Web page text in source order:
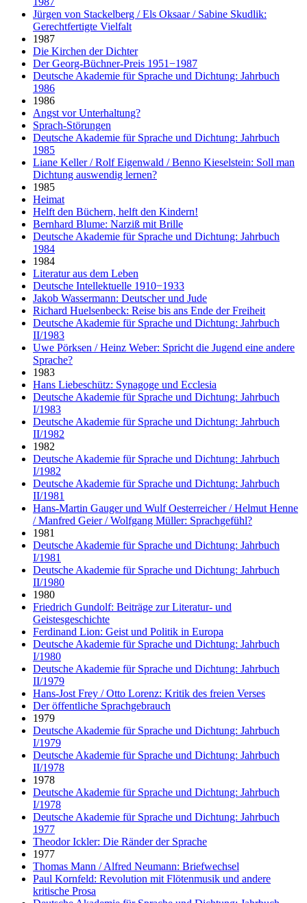
Jürgen von Stackelberg / Els Oksaar / Sabine Skudlik:
Gerechtfertigte Vielfalt
1987
Die Kirchen der Dichter
Der Georg-Büchner-Preis 1951−1987
Deutsche Akademie für Sprache und Dichtung: Jahrbuch
1986
1986
Angst vor Unterhaltung?
Sprach-Störungen
Deutsche Akademie für Sprache und Dichtung: Jahrbuch
1985
Liane Keller / Rolf Eigenwald / Benno Kieselstein: Soll man
Dichtung auswendig lernen?
1985
Heimat
Helft den Büchern, helft den Kindern!
Bernhard Blume: Narziß mit Brille
Deutsche Akademie für Sprache und Dichtung: Jahrbuch
1984
1984
Literatur aus dem Leben
Deutsche Intellektuelle 1910−1933
Jakob Wassermann: Deutscher und Jude
Richard Huelsenbeck: Reise bis ans Ende der Freiheit
Deutsche Akademie für Sprache und Dichtung: Jahrbuch
II/1983
Uwe Pörksen / Heinz Weber: Spricht die Jugend eine andere
Sprache?
1983
Hans Liebeschütz: Synagoge und Ecclesia
Deutsche Akademie für Sprache und Dichtung: Jahrbuch
I/1983
Deutsche Akademie für Sprache und Dichtung: Jahrbuch
II/1982
1982
Deutsche Akademie für Sprache und Dichtung: Jahrbuch
I/1982
Deutsche Akademie für Sprache und Dichtung: Jahrbuch
II/1981
Hans-Martin Gauger und Wulf Oesterreicher / Helmut Henne
/ Manfred Geier / Wolfgang Müller: Sprachgefühl?
1981
Deutsche Akademie für Sprache und Dichtung: Jahrbuch
I/1981
Deutsche Akademie für Sprache und Dichtung: Jahrbuch
II/1980
1980
Friedrich Gundolf: Beiträge zur Literatur- und
Geistesgeschichte
Ferdinand Lion: Geist und Politik in Europa
Deutsche Akademie für Sprache und Dichtung: Jahrbuch
I/1980
Deutsche Akademie für Sprache und Dichtung: Jahrbuch
II/1979
Hans-Jost Frey / Otto Lorenz: Kritik des freien Verses
Der öffentliche Sprachgebrauch
1979
Deutsche Akademie für Sprache und Dichtung: Jahrbuch
I/1979
Deutsche Akademie für Sprache und Dichtung: Jahrbuch
II/1978
1978
Deutsche Akademie für Sprache und Dichtung: Jahrbuch
I/1978
Deutsche Akademie für Sprache und Dichtung: Jahrbuch
1977
Theodor Ickler: Die Ränder der Sprache
1977
Thomas Mann / Alfred Neumann: Briefwechsel
Paul Kornfeld: Revolution mit Flötenmusik und andere
kritische Prosa